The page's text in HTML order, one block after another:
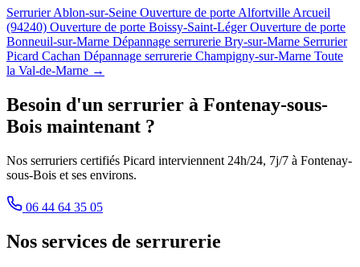
Serrurier Ablon-sur-Seine Ouverture de porte Alfortville Arcueil
(94240) Ouverture de porte Boissy-Saint-LégerOuverture de porte
Bonneuil-sur-Marne Dépannage serrurerie Bry-sur-Marne Serrurier
Picard Cachan Dépannage serrurerie Champigny-sur-Marne Toute
la Val-de-Marne →
Besoin d'un serrurier à Fontenay-sous-
Bois maintenant ?
Nos serruriers certifiés Picard interviennent 24h/24, 7j/7 à Fontenay-
sous-Bois et ses environs.
06 44 64 35 05
Nos services de serrurerie